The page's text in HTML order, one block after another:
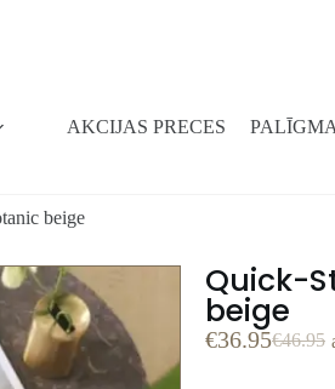
AKCIJAS PRECES
beige
Quick-
beige
€46.95
€36.95